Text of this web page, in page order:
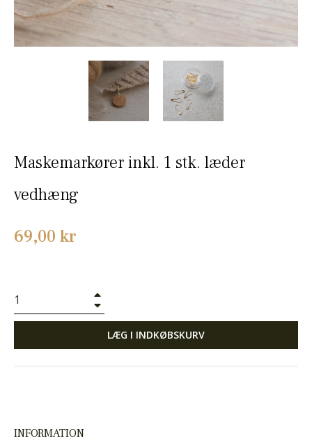
Maskemarkører inkl. 1 stk. læder
vedhæng
Normalpris
69,00 kr
LÆG I INDKØBSKURV
INFORMATION